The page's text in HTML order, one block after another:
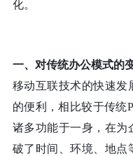
化。
一、对传统办公模式的
移动互联技术的快速发
的便利，相比较于传统
诸多功能于一身，在为
破了时间、环境、地点